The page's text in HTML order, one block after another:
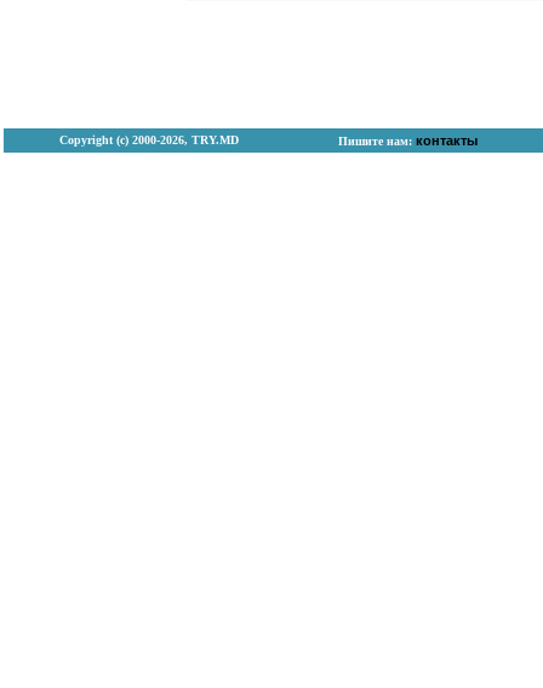
Copyright (с) 2000-2026, TRY.MD Пишите нам: контакты